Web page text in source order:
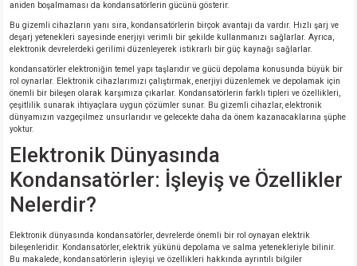
aniden boşalmaması da kondansatörlerin gücünü gösterir.
Bu gizemli cihazların yanı sıra, kondansatörlerin birçok avantajı da vardır. Hızlı şarj ve
deşarj yetenekleri sayesinde enerjiyi verimli bir şekilde kullanmanızı sağlarlar. Ayrıca,
elektronik devrelerdeki gerilimi düzenleyerek istikrarlı bir güç kaynağı sağlarlar.
kondansatörler elektroniğin temel yapı taşlarıdır ve gücü depolama konusunda büyük bir
rol oynarlar. Elektronik cihazlarımızı çalıştırmak, enerjiyi düzenlemek ve depolamak için
önemli bir bileşen olarak karşımıza çıkarlar. Kondansatörlerin farklı tipleri ve özellikleri,
çeşitlilik sunarak ihtiyaçlara uygun çözümler sunar. Bu gizemli cihazlar, elektronik
dünyamızın vazgeçilmez unsurlarıdır ve gelecekte daha da önem kazanacaklarına şüphe
yoktur.
Elektronik Dünyasında
Kondansatörler: İşleyiş ve Özellikler
Nelerdir?
Elektronik dünyasında kondansatörler, devrelerde önemli bir rol oynayan elektrik
bileşenleridir. Kondansatörler, elektrik yükünü depolama ve salma yetenekleriyle bilinir.
Bu makalede, kondansatörlerin işleyişi ve özellikleri hakkında ayrıntılı bilgiler